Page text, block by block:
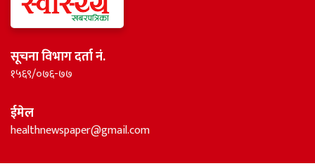
सूचना विभाग दर्ता नं.
१५६९/०७६-७७
ईमेल
healthnewspaper@gmail.com